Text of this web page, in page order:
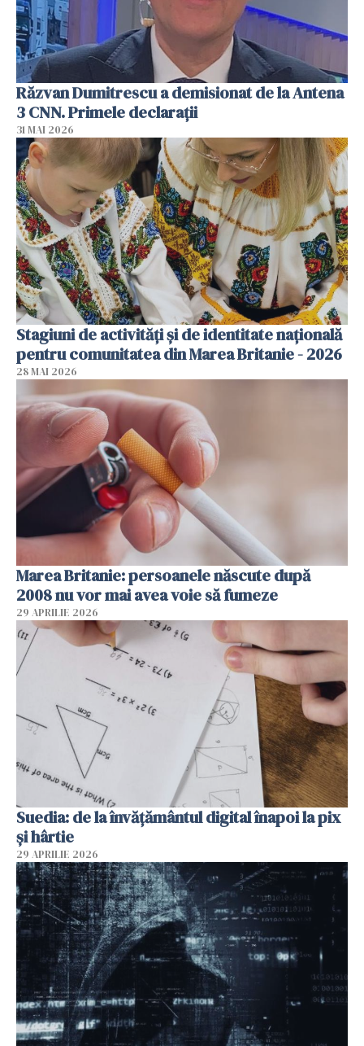
Răzvan Dumitrescu a demisionat de la Antena
3 CNN. Primele declarații
31 MAI 2026
Stagiuni de activități și de identitate națională
pentru comunitatea din Marea Britanie - 2026
28 MAI 2026
Marea Britanie: persoanele născute după
2008 nu vor mai avea voie să fumeze
29 APRILIE 2026
Suedia: de la învățământul digital înapoi la pix
și hârtie
29 APRILIE 2026